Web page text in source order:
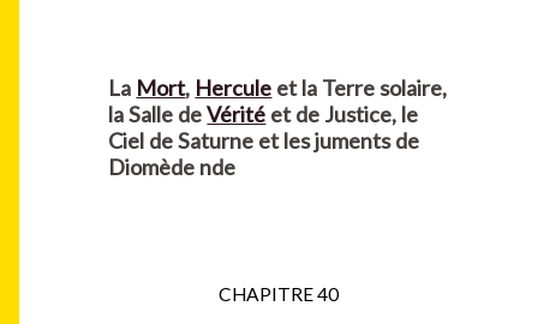
La Mort, Hercule et la Terre solaire,
la Salle deVérité et de Justice, le
Ciel de Saturne et les juments de
Diomède nde
CHAPITRE 40